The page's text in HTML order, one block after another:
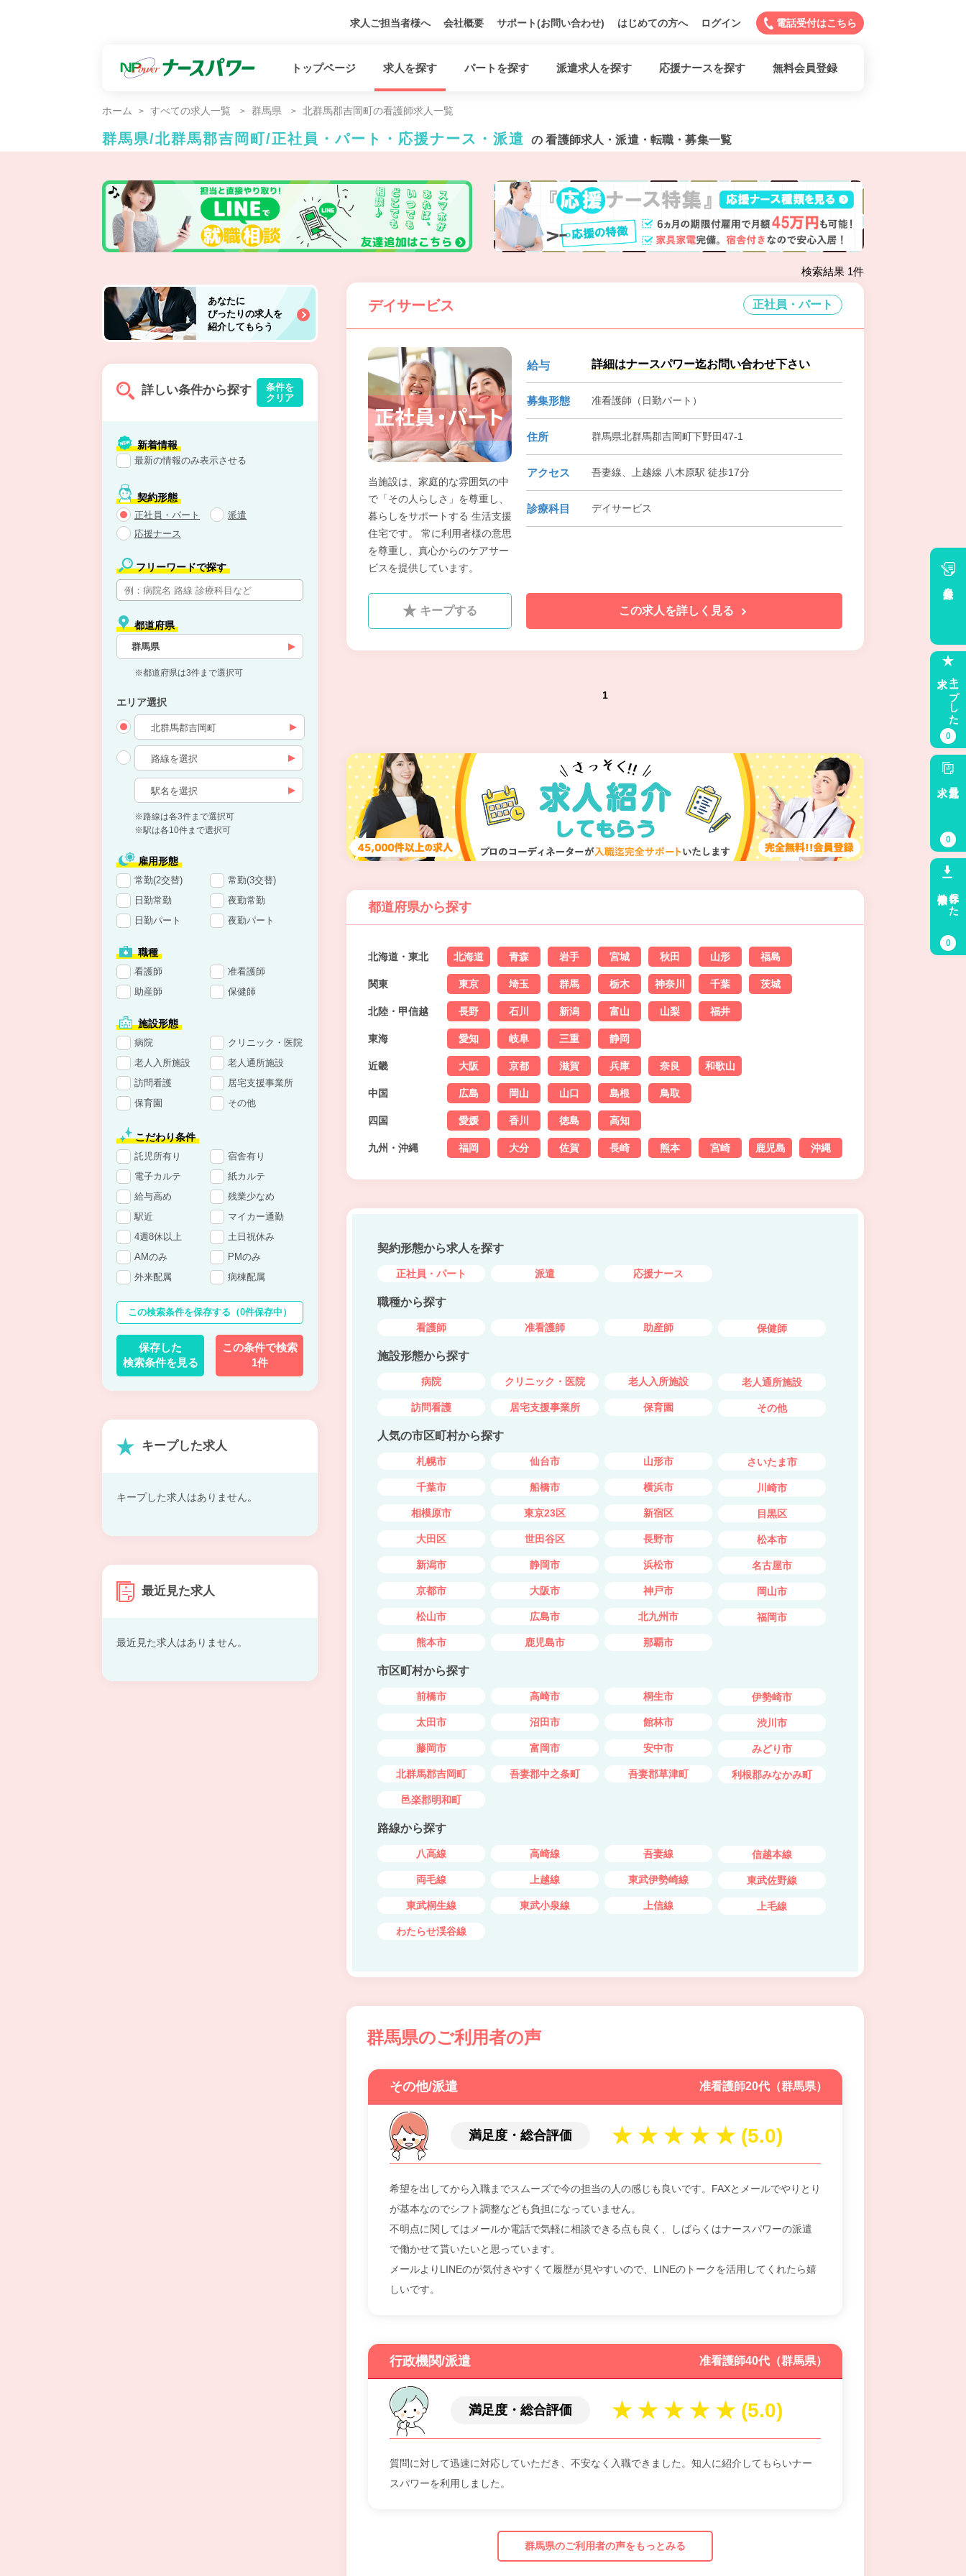
求人ご担当者様へ 会社概要 サポート(お問い合わせ) はじめての方へ ログイン 電話受付はこちら
トップページ 求人を探す パートを探す 派遣求人を探す 応援ナースを探す 無料会員登録
ホーム すべての求人一覧 群馬県 北群馬郡吉岡町の看護師求人一覧
群馬県/北群馬郡吉岡町/正社員・パート・応援ナース・派遣 の 看護師求人・派遣・転職・募集一覧
検索結果 1件
デイサービス 正社員・パート
当施設は、家庭的な雰囲気の中
で「その人らしさ」を尊重し、
暮らしをサポートする 生活支援
住宅です。 常に利用者様の意思
を尊重し、真心からのケアサー
ビスを提供しています。
給与 詳細はナースパワー迄お問い合わせ下さい
募集形態 准看護師（日勤パート）
住所 群馬県北群馬郡吉岡町下野田47-1
アクセス 吾妻線、上越線 八木原駅 徒歩17分
診療科目 デイサービス
キープする この求人を詳しく見る
1
都道府県から探す
北海道・東北 北海道 青森 岩手 宮城 秋田 山形 福島
関東 東京 埼玉 群馬 栃木 神奈川 千葉 茨城
北陸・甲信越 長野 石川 新潟 富山 山梨 福井
東海 愛知 岐阜 三重 静岡
近畿 大阪 京都 滋賀 兵庫 奈良 和歌山
中国 広島 岡山 山口 島根 鳥取
四国 愛媛 香川 徳島 高知
九州・沖縄 福岡 大分 佐賀 長崎 熊本 宮崎 鹿児島 沖縄
契約形態から求人を探す
正社員・パート 派遣 応援ナース
職種から探す
看護師 准看護師 助産師 保健師
施設形態から探す
病院 クリニック・医院 老人入所施設 老人通所施設
訪問看護 居宅支援事業所 保育園 その他
人気の市区町村から探す
札幌市 仙台市 山形市 さいたま市
千葉市 船橋市 横浜市 川崎市
相模原市 東京23区 新宿区 目黒区
大田区 世田谷区 長野市 松本市
新潟市 静岡市 浜松市 名古屋市
京都市 大阪市 神戸市 岡山市
松山市 広島市 北九州市 福岡市
熊本市 鹿児島市 那覇市
市区町村から探す
前橋市 高崎市 桐生市 伊勢崎市
太田市 沼田市 館林市 渋川市
藤岡市 富岡市 安中市 みどり市
北群馬郡吉岡町 吾妻郡中之条町 吾妻郡草津町 利根郡みなかみ町
邑楽郡明和町
路線から探す
八高線 高崎線 吾妻線 信越本線
両毛線 上越線 東武伊勢崎線 東武佐野線
東武桐生線 東武小泉線 上信線 上毛線
わたらせ渓谷線
群馬県のご利用者の声
その他/派遣 准看護師20代（群馬県）
満足度・総合評価
希望を出してから入職までスムーズで今の担当の人の感じも良いです。FAXとメールでやりとり
が基本なのでシフト調整なども負担になっていません。
不明点に関してはメールか電話で気軽に相談できる点も良く、しばらくはナースパワーの派遣
で働かせて貰いたいと思っています。
メールよりLINEのが気付きやすくて履歴が見やすいので、LINEのトークを活用してくれたら嬉
しいです。
行政機関/派遣 准看護師40代（群馬県）
満足度・総合評価
質問に対して迅速に対応していただき、不安なく入職できました。知人に紹介してもらいナー
スパワーを利用しました。
群馬県のご利用者の声をもっとみる
あなたに
ぴったりの求人を
紹介してもらう
詳しい条件から探す
条件を
クリア
新着情報
最新の情報のみ表示させる
契約形態
正社員・パート
派遣
応援ナース
フリーワードで探す
都道府県
群馬県
※都道府県は3件まで選択可
エリア選択
※路線は各3件まで選択可
※駅は各10件まで選択可
雇用形態
常勤(2交替)
常勤(3交替)
日勤常勤
夜勤常勤
日勤パート
夜勤パート
職種
看護師
准看護師
助産師
保健師
施設形態
病院
クリニック・医院
老人入所施設
老人通所施設
訪問看護
居宅支援事業所
保育園
その他
こだわり条件
託児所有り
宿舎有り
電子カルテ
紙カルテ
給与高め
残業少なめ
駅近
マイカー通勤
4週8休以上
土日祝休み
AMのみ
PMのみ
外来配属
病棟配属
この検索条件を保存する （0件保存中）
保存した
検索条件を見る
この条件で検索
1件
キープした求人
キープした求人はありません。
最近見た求人
最近見た求人はありません。
キープした
0
最近見た
0
保存した
0